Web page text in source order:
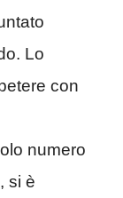
Lo
con
numero
si è